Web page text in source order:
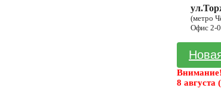
(метро
Офис 2-
Внимание!
8 августа